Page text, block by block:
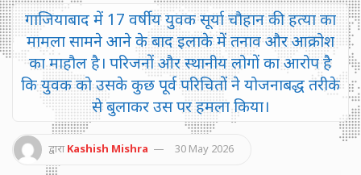
गाजियाबाद में 17 वर्षीय युवक सूर्या चौहान की हत्या का
मामला सामने आने के बाद इलाके में तनाव और आक्रोश
का माहौल है। परिजनों और स्थानीय लोगों का आरोप है
कि युवक को उसके कुछ पूर्व परिचितों ने योजनाबद्ध तरीके
से बुलाकर उस पर हमला किया।
द्वारा Kashish Mishra 30 May 2026